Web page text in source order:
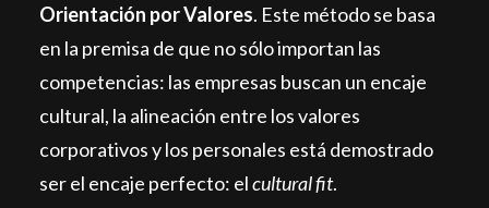
Orientación por Valores. Este método se basa
en la premisa de que no sólo importan las
competencias: las empresas buscan un encaje
cultural, la alineación entre los valores
corporativos y los personales está demostrado
ser el encaje perfecto: elcultural fit.